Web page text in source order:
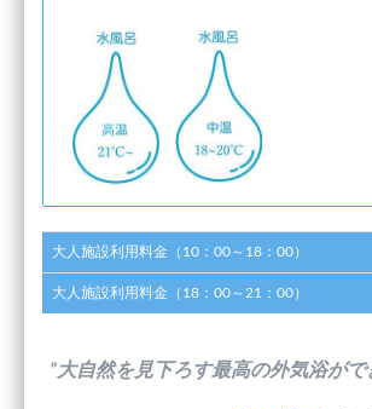
大人施設利用料金（10：00～18：00）
大人施設利用料金（18：00～21：00）
”大自然を見下ろす最高の外気浴がで